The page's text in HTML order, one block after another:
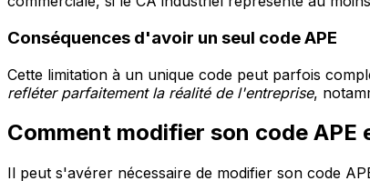
Conséquences d'avoir un seul code APE
Cette limitation à un unique code peut parfois
refléter parfaitement la réalité de l'entreprise,
Comment modifier son code
Il peut s'avérer nécessaire de modifier son code